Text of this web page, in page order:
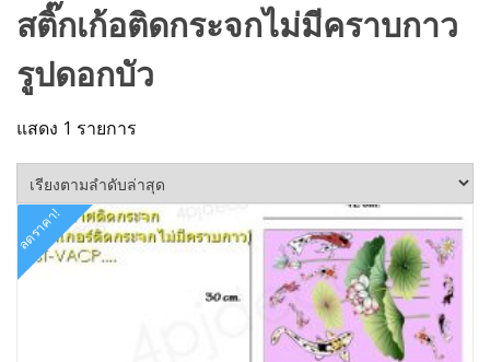
สติ๊กเก้อติดกระจกไม่มีคราบกาว
รูปดอกบัว
แสดง 1 รายการ
ลดราคา!